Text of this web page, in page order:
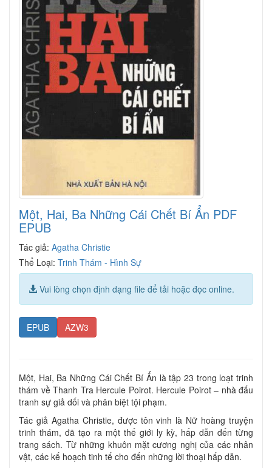
Một, Hai, Ba Những Cái Chết Bí Ẩn PDF
EPUB
Tác giả: Agatha Christie
Thể Loại: Trinh Thám - Hình Sự
Vui lòng chọn định dạng file để tải hoặc đọc online.
EPUB AZW3
Một, Hai, Ba Những Cái Chết Bí Ẩn là tập 23 trong loạt trinh
thám về Thanh Tra Hercule Poirot. Hercule Poirot – nhà đấu
tranh sự giả dối và phân biệt tội phạm.
Tác giả Agatha Christie, được tôn vinh là Nữ hoàng truyện
trinh thám, đã tạo ra một thế giới ly kỳ, hấp dẫn đến từng
trang sách. Từ những khuôn mặt cương nghị của các nhân
vật, các kế hoạch tinh tế cho đến những lời thoại hấp dẫn.